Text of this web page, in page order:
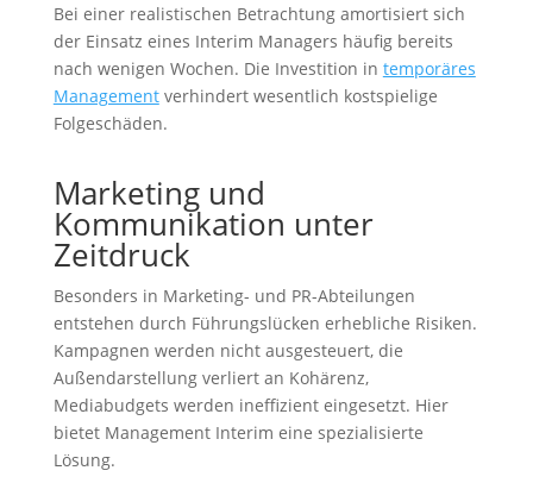
Bei einer realistischen Betrachtung amortisiert sich
der Einsatz eines Interim Managers häufig bereits
nach wenigen Wochen. Die Investition in temporäres
Managementverhindert wesentlich kostspielige
Folgeschäden.
Marketing und
Kommunikation unter
Zeitdruck
Besonders in Marketing- und PR-Abteilungen
entstehen durch Führungslücken erhebliche Risiken.
Kampagnen werden nicht ausgesteuert, die
Außendarstellung verliert an Kohärenz,
Mediabudgets werden ineffizient eingesetzt. Hier
bietet Management Interim eine spezialisierte
Lösung.